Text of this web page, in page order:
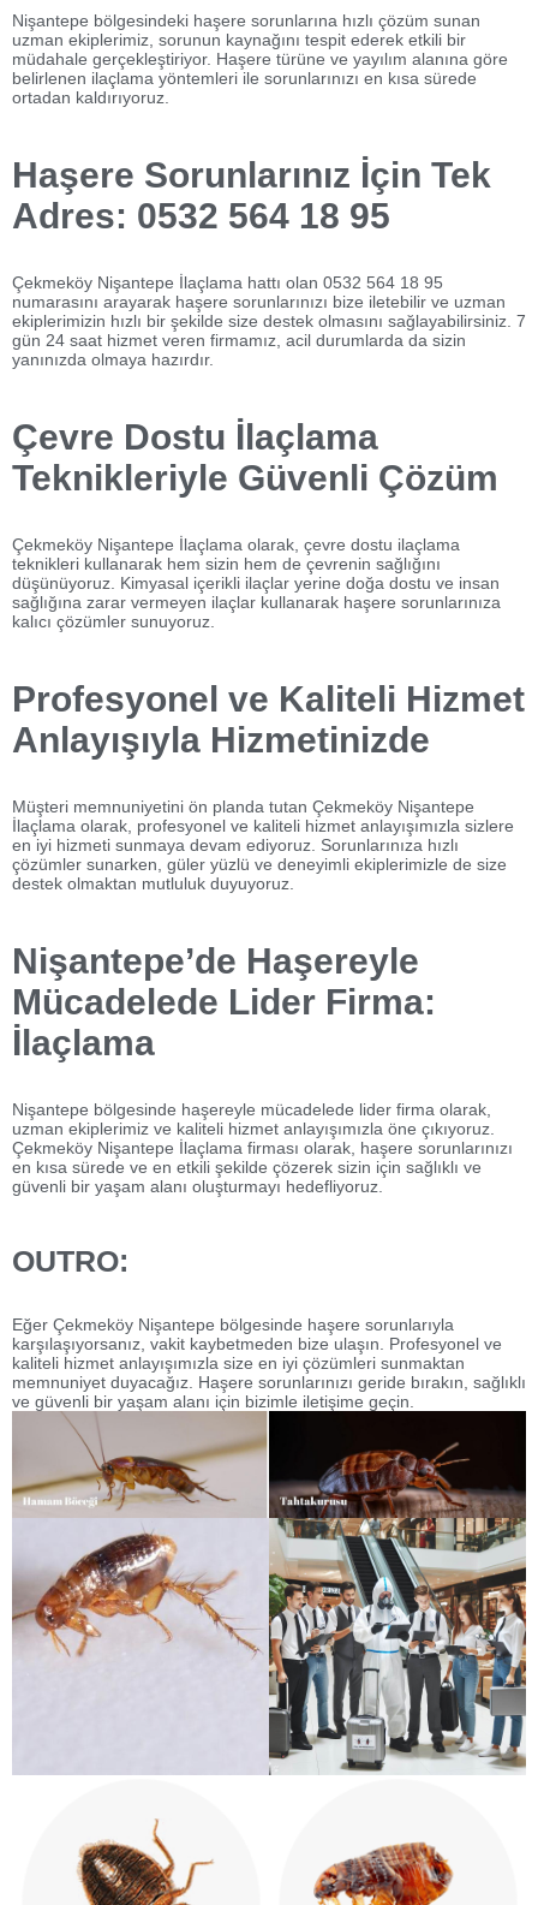
Nişantepe bölgesindeki haşere sorunlarına hızlı çözüm sunan
uzman ekiplerimiz, sorunun kaynağını tespit ederek etkili bir
müdahale gerçekleştiriyor. Haşere türüne ve yayılım alanına göre
belirlenen ilaçlama yöntemleri ile sorunlarınızı en kısa sürede
ortadan kaldırıyoruz.
Haşere Sorunlarınız İçin Tek
Adres: 0532 564 18 95
Çekmeköy Nişantepe İlaçlama hattı olan 0532 564 18 95
numarasını arayarak haşere sorunlarınızı bize iletebilir ve uzman
ekiplerimizin hızlı bir şekilde size destek olmasını sağlayabilirsiniz. 7
gün 24 saat hizmet veren firmamız, acil durumlarda da sizin
yanınızda olmaya hazırdır.
Çevre Dostu İlaçlama
Teknikleriyle Güvenli Çözüm
Çekmeköy Nişantepe İlaçlama olarak, çevre dostu ilaçlama
teknikleri kullanarak hem sizin hem de çevrenin sağlığını
düşünüyoruz. Kimyasal içerikli ilaçlar yerine doğa dostu ve insan
sağlığına zarar vermeyen ilaçlar kullanarak haşere sorunlarınıza
kalıcı çözümler sunuyoruz.
Profesyonel ve Kaliteli Hizmet
Anlayışıyla Hizmetinizde
Müşteri memnuniyetini ön planda tutan Çekmeköy Nişantepe
İlaçlama olarak, profesyonel ve kaliteli hizmet anlayışımızla sizlere
en iyi hizmeti sunmaya devam ediyoruz. Sorunlarınıza hızlı
çözümler sunarken, güler yüzlü ve deneyimli ekiplerimizle de size
destek olmaktan mutluluk duyuyoruz.
Nişantepe’de Haşereyle
Mücadelede Lider Firma:
İlaçlama
Nişantepe bölgesinde haşereyle mücadelede lider firma olarak,
uzman ekiplerimiz ve kaliteli hizmet anlayışımızla öne çıkıyoruz.
Çekmeköy Nişantepe İlaçlama firması olarak, haşere sorunlarınızı
en kısa sürede ve en etkili şekilde çözerek sizin için sağlıklı ve
güvenli bir yaşam alanı oluşturmayı hedefliyoruz.
OUTRO:
Eğer Çekmeköy Nişantepe bölgesinde haşere sorunlarıyla
karşılaşıyorsanız, vakit kaybetmeden bize ulaşın. Profesyonel ve
kaliteli hizmet anlayışımızla size en iyi çözümleri sunmaktan
memnuniyet duyacağız. Haşere sorunlarınızı geride bırakın, sağlıklı
ve güvenli bir yaşam alanı için bizimle iletişime geçin.